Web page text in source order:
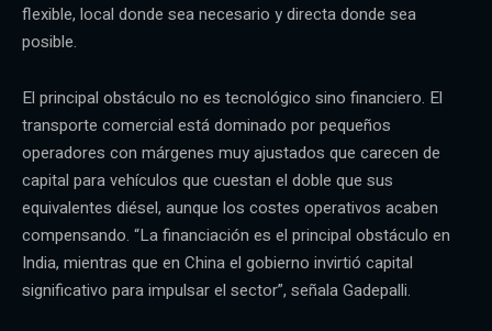
flexible, local donde sea necesario y directa donde sea
posible.
El principal obstáculo no es tecnológico sino financiero. El
transporte comercial está dominado por pequeños
operadores con márgenes muy ajustados que carecen de
capital para vehículos que cuestan el doble que sus
equivalentes diésel, aunque los costes operativos acaben
compensando. “La financiación es el principal obstáculo en
India, mientras que en China el gobierno invirtió capital
significativo para impulsar el sector”, señala Gadepalli.